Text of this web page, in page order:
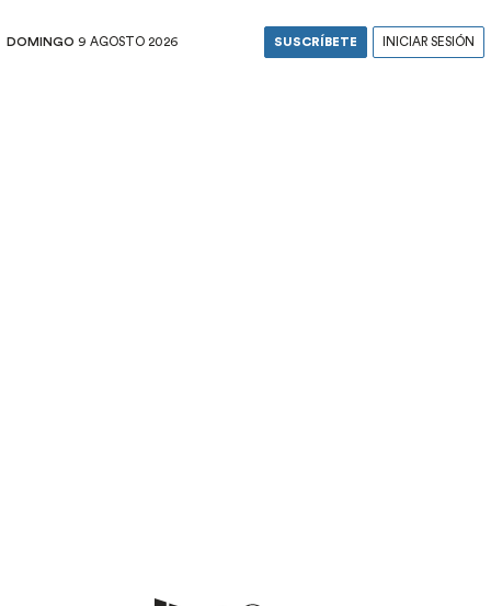
DOMINGO 9 AGOSTO 2026 SUSCRÍBETE INICIAR SESIÓN